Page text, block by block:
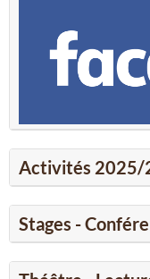
Activités 2025/
Stages -